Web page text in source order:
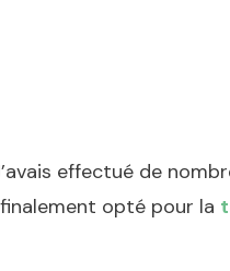
effectué de
opté pour la